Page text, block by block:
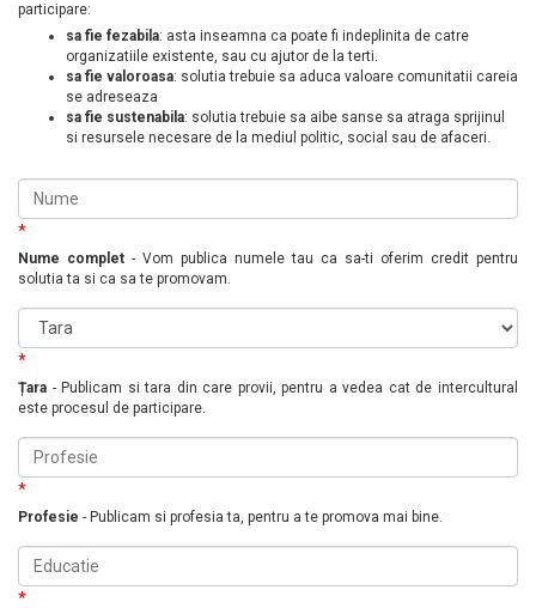
participare:
sa fie fezabila: asta inseamna ca poate fi indeplinita de catre
organizatiile existente, sau cu ajutor de la terti.
sa fie valoroasa: solutia trebuie sa aduca valoare comunitatii careia
se adreseaza
sa fie sustenabila: solutia trebuie sa aibe sanse sa atraga sprijinul
si resursele necesare de la mediul politic, social sau de afaceri.
*
Nume complet - Vom publica numele tau ca sa-ti oferim credit pentru
solutia ta si ca sa te promovam.
*
Țara - Publicam si tara din care provii, pentru a vedea cat de intercultural
este procesul de participare.
*
Profesie - Publicam si profesia ta, pentru a te promova mai bine.
*